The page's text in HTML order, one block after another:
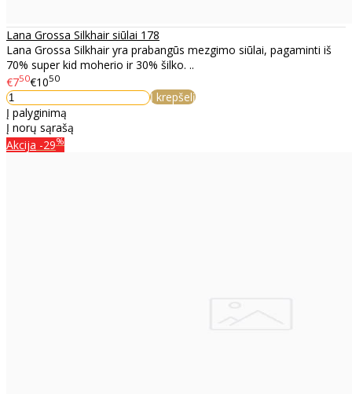
Lana Grossa Silkhair siūlai 178
Lana Grossa Silkhair yra prabangūs mezgimo siūlai, pagaminti iš
70% super kid moherio ir 30% šilko. ..
€750€1050
Į krepšelį
Į palyginimą
Į norų sąrašą
Akcija -29%